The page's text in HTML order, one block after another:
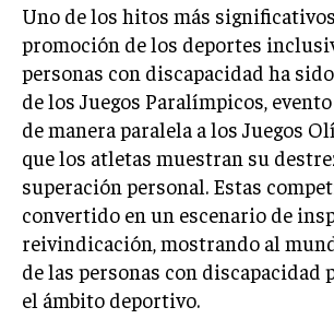
INNOVACIÓN EMPRESARIAL
GESTIÓN DEL CAMBIO
LIDERAZGO
HABILIDADES DIRECTIVAS
EMPRENDIMIENTO
PLANIFICACIÓN EMPRESARIAL
FINANZAS
FINANZAS Y CONTABILIDAD
Uno de los hitos más
promoción de los deportes
personas con discapacidad ha
de los Juegos Paralímpicos,
de manera paralela a los Juegos
que los atletas muestran su
superación personal. Estas
convertido en un escenario de
reivindicación, mostrando al
de las personas con discapacidad
el ámbito deportivo.